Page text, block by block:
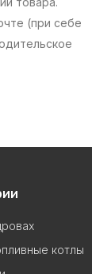
(при себе
котлы